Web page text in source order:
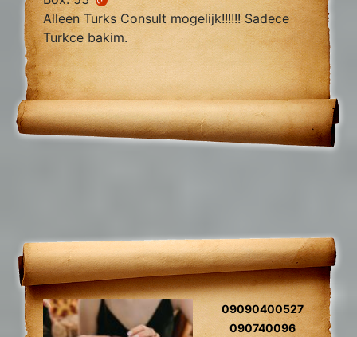
Alleen Turks Consult mogelijk!!!!!! Sadece
Turkce bakim.
09090400527
090740096